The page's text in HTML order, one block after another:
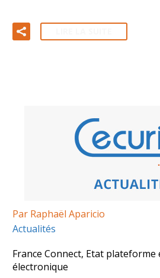
Par Raphaël Aparicio
Actualités
France Connect, Etat
électronique